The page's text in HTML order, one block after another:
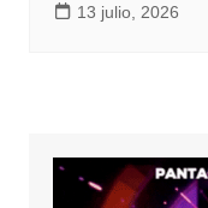
13 julio, 2026